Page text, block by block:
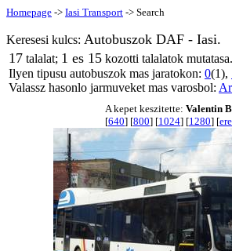
Homepage -> Iasi Transport -> Search
Keresesi kulcs: Autobuszok DAF - Iasi.
17 talalat; 1 es 15 kozotti talalatok
Ilyen tipusu autobuszok mas jaratokon: 0(1),
Valassz hasonlo jarmuveket mas varosbol:
A kepet keszitette: Valentin
[640] [800] [1024] [1280] [